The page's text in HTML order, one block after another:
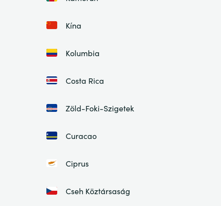
Kína
Kolumbia
Costa Rica
Zöld-Foki-Szigetek
Curacao
Ciprus
Cseh Köztársaság